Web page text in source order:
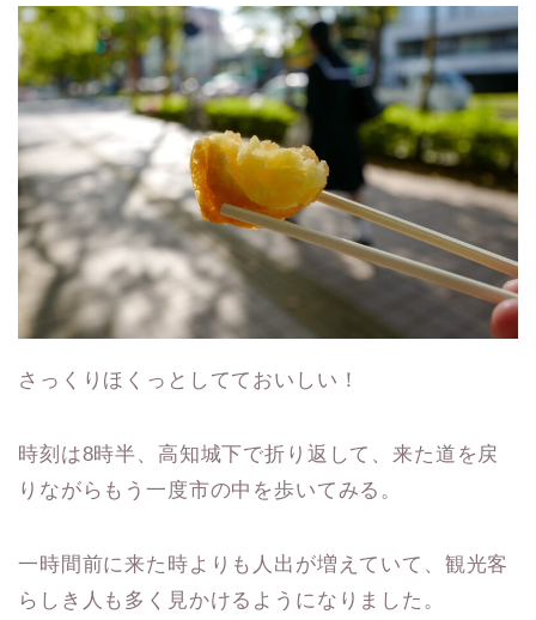
さっくりほくっとしてておいしい！
時刻は8時半、高知城下で折り返して、来た道を戻
りながらもう一度市の中を歩いてみる。
一時間前に来た時よりも人出が増えていて、観光客
らしき人も多く見かけるようになりました。